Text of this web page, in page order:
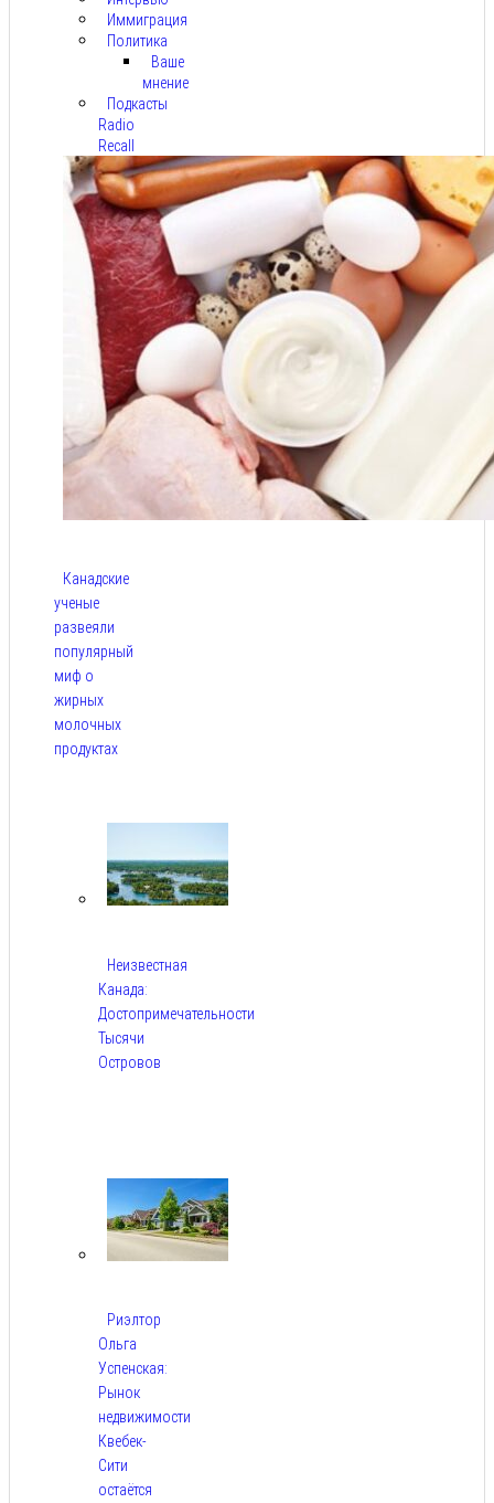
Иммиграция
Политика
Ваше
мнение
Подкасты
Radio
Recall
Канадские
ученые
развеяли
популярный
миф о
жирных
молочных
продуктах
Неизвестная
Канада:
Достопримечательности
Тысячи
Островов
Риэлтор
Ольга
Успенская:
Рынок
недвижимости
Квебек-
Сити
остаётся